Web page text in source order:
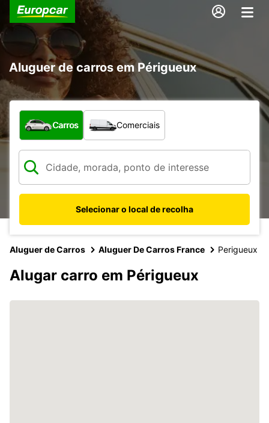
Aluguer de carros em Périgueux
Que tipo de veículo pretende?
Carros Comerciais
Selecionar o local de recolha
Aluguer de Carros Aluguer De Carros France Perigueux
Alugar carro em Périgueux